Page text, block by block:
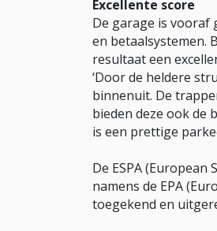
Excellente score
De garage is vooraf
en betaalsystemen.
resultaat een
‘Door de heldere
binnenuit. De
bieden deze ook de
is een prettige
De ESPA
namens de EPA
toegekend en